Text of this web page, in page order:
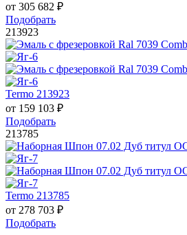
от 305 682 ₽
Подобрать
213923
Termo 213923
от 159 103 ₽
Подобрать
213785
Termo 213785
от 278 703 ₽
Подобрать